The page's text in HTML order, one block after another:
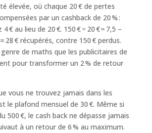
élevée, où chaque 20 € de pertes
par un cashback de 20 % :
€ au lieu de 20 €. 150 € ÷ 20 € ≈ 7,5 –
28 € récupérés, contre 150 € perdus.
de maths que les publicitaires de
pour transformer un 2 % de retour
vous ne trouvez jamais dans les
le plafond mensuel de 30 €. Même si
500 €, le cash back ne dépasse jamais
à un retour de 6 % au maximum.